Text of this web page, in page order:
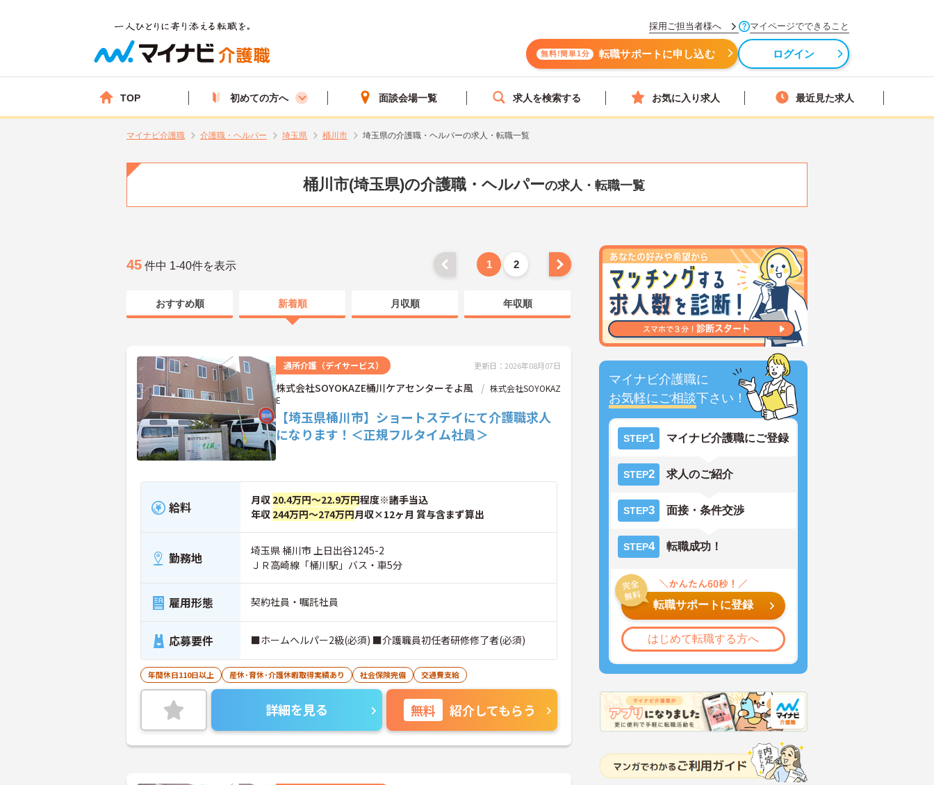
採用ご担当者様へ マイページでできること
無料!簡単1分 転職サポートに申し込む ログイン
TOP 初めての方へ 面談会場一覧 求人を検索する お気に入り求人 最近見た求人
マイナビ介護職 介護職・ヘルパー 埼玉県 桶川市 埼玉県の介護職・ヘルパーの求人・転職一覧
桶川市(埼玉県)の介護職・ヘルパーの求人・転職一覧
マイナビ介護職に
お気軽にご相談下さい！
STEP1 マイナビ介護職にご登録
STEP2 求人のご紹介
STEP3 面接・条件交渉
STEP4 転職成功！
転職サポートに登録
はじめて転職する方へ
45 件中 1-40件を表示 1 2
おすすめ順 新着順 月収順 年収順
通所介護（デイサービス） 更新日：2026年08月07日
株式会社SOYOKAZE桶川ケアセンターそよ風
株式会社SOYOKAZ
E
【埼玉県桶川市】ショートステイにて介護職求人
になります！＜正規フルタイム社員＞
給料 月収 20.4万円～22.9万円程度※諸手当込
年収 244万円～274万円月収×12ヶ月 賞与含まず算出
勤務地
埼玉県 桶川市 上日出谷1245-2
ＪＲ高崎線「桶川駅」バス・車5分
雇用形態 契約社員・嘱託社員
応募要件 ■ホームヘルパー2級(必須) ■介護職員初任者研修修了者(必須)
年間休日110日以上 産休･育休･介護休暇取得実績あり 社会保険完備 交通費支給
詳細を見る 無料 紹介してもらう